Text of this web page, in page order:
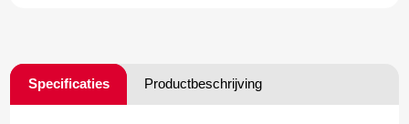
Specificaties Productbeschrijving